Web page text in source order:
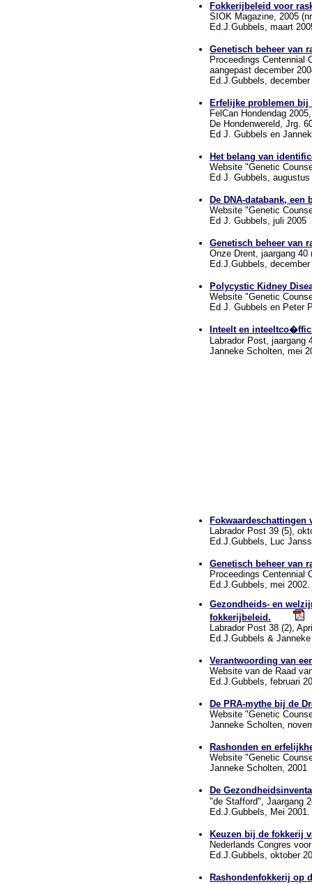
Fokkerijbeleid voor
SIOK Magazine, 2005
Ed.J.Gubbels, maart
Genetisch beheer van
Proceedings Centennial
aangepast december
Ed.J.Gubbels, december
Erfelijke problemen bij
FelCan Hondendag
De Hondenwereld, Jrg.
Ed J. Gubbels en
Het belang van
Website "Genetic
Ed J. Gubbels, augustus
De DNA-databank,
Website "Genetic
Ed J. Gubbels, juli 2005
Genetisch beheer van
Onze Drent, jaargang 40
Ed.J.Gubbels, december
Polycystic Kidney
Website "Genetic
Ed J. Gubbels en Peter
Inteelt en
Labrador Post, jaargang
Janneke Scholten, mei
Labrador Post 39 (5),
Ed.J.Gubbels, Luc
Genetisch beheer van
Proceedings Centennial
Ed.J.Gubbels, mei 2002.
Gezondheids- en
fokkerijbeleid.
Labrador Post 38 (2),
Ed.J.Gubbels &
Verantwoording van
Website van de Raad
Ed.J.Gubbels, februari
De PRA-mythe bij de
Website "Genetic
Janneke Scholten,
Rashonden en
Website "Genetic
Janneke Scholten, 2001
De
"de Stafford", Jaargang
Ed.J.Gubbels, Mei 2001.
Keuzen bij de fokkerij
Nederlands Congres
Ed.J.Gubbels, oktober
Rashondenfokkerij op